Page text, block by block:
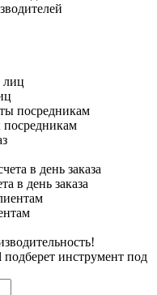
посредникам
в день заказа
инструмент под